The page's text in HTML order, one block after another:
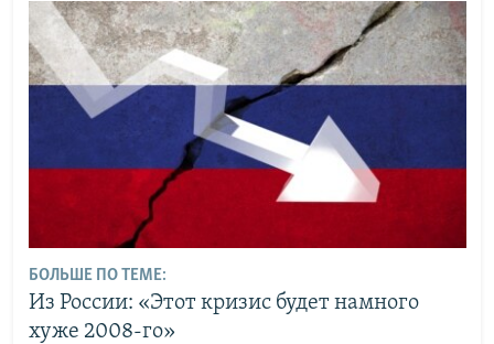
БОЛЬШЕ ПО ТЕМЕ:
Из России: «Этот кризис будет намного
хуже 2008-го»